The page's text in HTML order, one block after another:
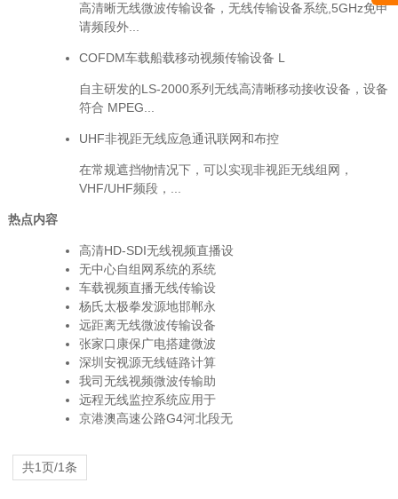
高清晰无线微波传输设备，无线传输设备系统,5GHz免申
请频段外...
COFDM车载船载移动视频传输设备 L
自主研发的LS-2000系列无线高清晰移动接收设备，设备
符合 MPEG...
UHF非视距无线应急通讯联网和布控
在常规遮挡物情况下，可以实现非视距无线组网，
VHF/UHF频段，...
热点内容
高清HD-SDI无线视频直播设
无中心自组网系统的系统
车载视频直播无线传输设
杨氏太极拳发源地邯郸永
远距离无线微波传输设备
张家口康保广电搭建微波
深圳安视源无线链路计算
我司无线视频微波传输助
远程无线监控系统应用于
京港澳高速公路G4河北段无
共1页/1条